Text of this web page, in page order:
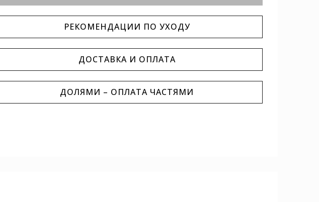
РЕКОМЕНДАЦИИ ПО УХОДУ
ДОСТАВКА И ОПЛАТА
ДОЛЯМИ – ОПЛАТА ЧАСТЯМИ